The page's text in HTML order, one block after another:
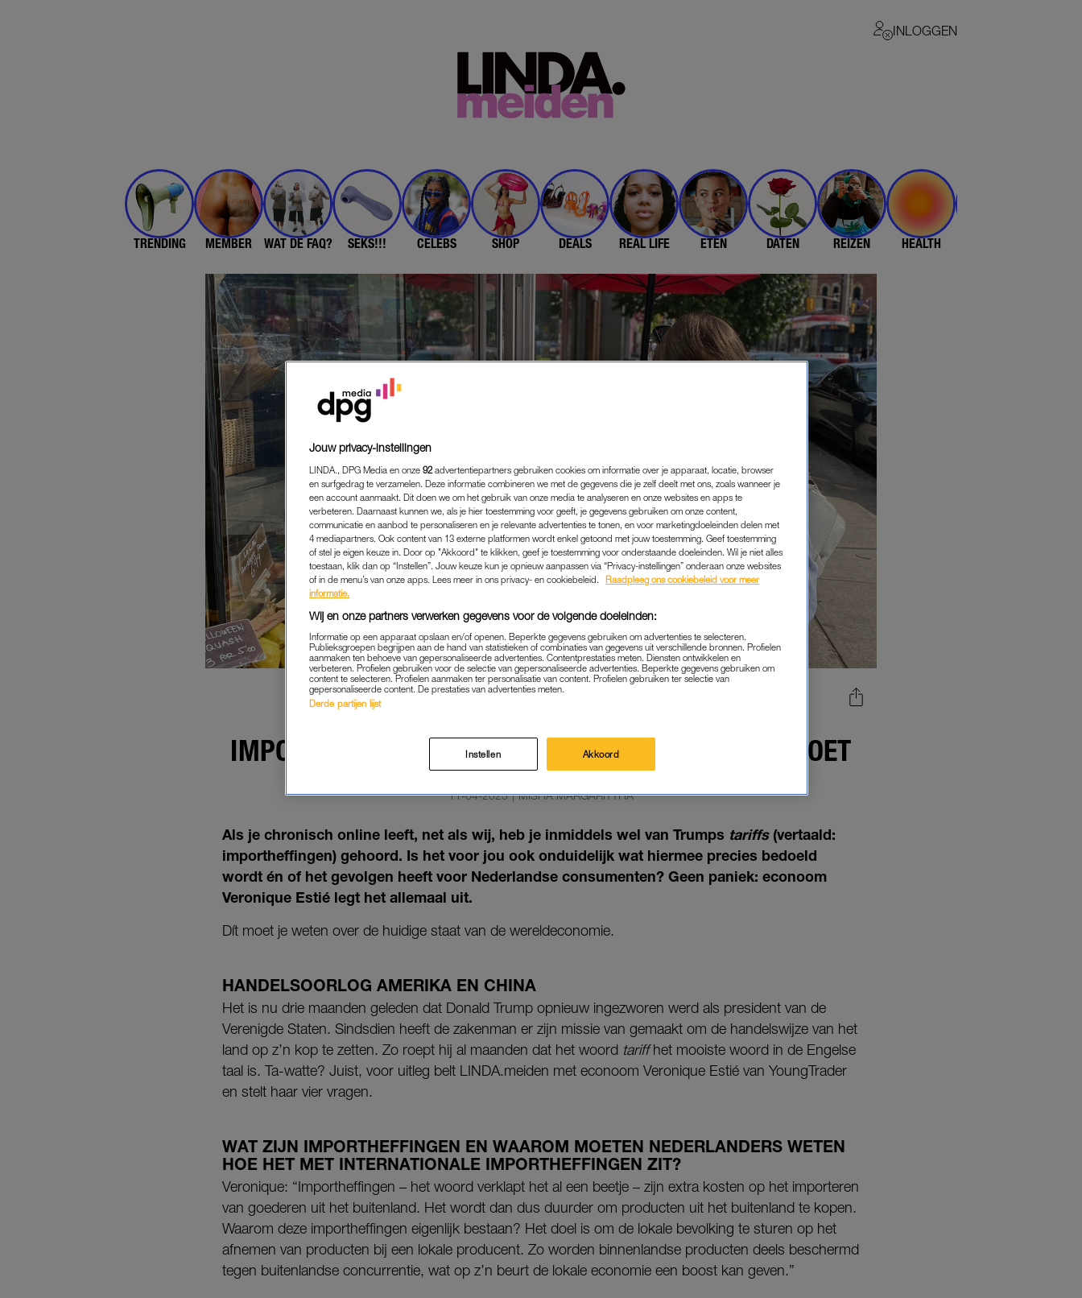
INLOGGEN
TRENDING MEMBER WAT DE FAQ? SEKS!!! CELEBS SHOP DEALS REAL LIFE ETEN DATEN REIZEN HEALTH
IMPORTHEFFINGEN HOORT (EN WAAROM JE DIT MOET
WETEN)
WERK & GELD|GOED OM TE WETEN
11-04-2025 | MISHA MARGARITTHA
Als je chronisch online leeft, net als wij, heb je inmiddels wel van Trumps tariffs(vertaald:
importheffingen) gehoord. Is het voor jou ook onduidelijk wat hiermee precies bedoeld
wordt én of het gevolgen heeft voor Nederlandse consumenten? Geen paniek: econoom
Veronique Estié legt het allemaal uit.
Dít moet je weten over de huidige staat van de wereldeconomie.
HANDELSOORLOG AMERIKA EN CHINA
Het is nu drie maanden geleden dat Donald Trump opnieuw ingezworen werd als president van de
Verenigde Staten. Sindsdien heeft de zakenman er zijn missie van gemaakt om de handelswijze van het
land op z’n kop te zetten. Zo roept hij al maanden dat het woord tariffhet mooiste woord in de Engelse
taal is. Ta-watte? Juist, voor uitleg belt LINDA.meiden met econoom Veronique Estié van YoungTrader
en stelt haar vier vragen.
WAT ZIJN IMPORTHEFFINGEN EN WAAROM MOETEN NEDERLANDERS WETEN
HOE HET MET INTERNATIONALE IMPORTHEFFINGEN ZIT?
Veronique: “Importheffingen – het woord verklapt het al een beetje – zijn extra kosten op het importeren
van goederen uit het buitenland. Het wordt dan dus duurder om producten uit het buitenland te kopen.
Waarom deze importheffingen eigenlijk bestaan? Het doel is om de lokale bevolking te sturen op het
afnemen van producten bij een lokale producent. Zo worden binnenlandse producten deels beschermd
tegen buitenlandse concurrentie, wat op z’n beurt de lokale economie een boost kan geven.”
Jouw privacy-instellingen
LINDA., DPG Media en onze 92 advertentiepartners gebruiken cookies om informatie over je apparaat, locatie, browser
en surfgedrag te verzamelen. Deze informatie combineren we met de gegevens die je zelf deelt met ons, zoals wanneer je
een account aanmaakt. Dit doen we om het gebruik van onze media te analyseren en onze websites en apps te
verbeteren. Daarnaast kunnen we, als je hier toestemming voor geeft, je gegevens gebruiken om onze content,
communicatie en aanbod te personaliseren en je relevante advertenties te tonen, en voor marketingdoeleinden delen met
4 mediapartners. Ook content van 13 externe platformen wordt enkel getoond met jouw toestemming. Geef toestemming
of stel je eigen keuze in. Door op "Akkoord" te klikken, geef je toestemming voor onderstaande doeleinden. Wil je niet alles
toestaan, klik dan op “Instellen”. Jouw keuze kun je opnieuw aanpassen via “Privacy-instellingen” onderaan onze websites
of in de menu’s van onze apps. Lees meer in ons privacy- en cookiebeleid.
Raadpleeg ons cookiebeleid voor meer
informatie.
Wij en onze partners verwerken gegevens voor de volgende doeleinden:
Informatie op een apparaat opslaan en/of openen. Beperkte gegevens gebruiken om advertenties te selecteren.
Publieksgroepen begrijpen aan de hand van statistieken of combinaties van gegevens uit verschillende bronnen. Profielen
aanmaken ten behoeve van gepersonaliseerde advertenties. Contentprestaties meten. Diensten ontwikkelen en
verbeteren. Profielen gebruiken voor de selectie van gepersonaliseerde advertenties. Beperkte gegevens gebruiken om
content te selecteren. Profielen aanmaken ter personalisatie van content. Profielen gebruiken ter selectie van
gepersonaliseerde content. De prestaties van advertenties meten.
Derde partijen lijst
Instellen Akkoord